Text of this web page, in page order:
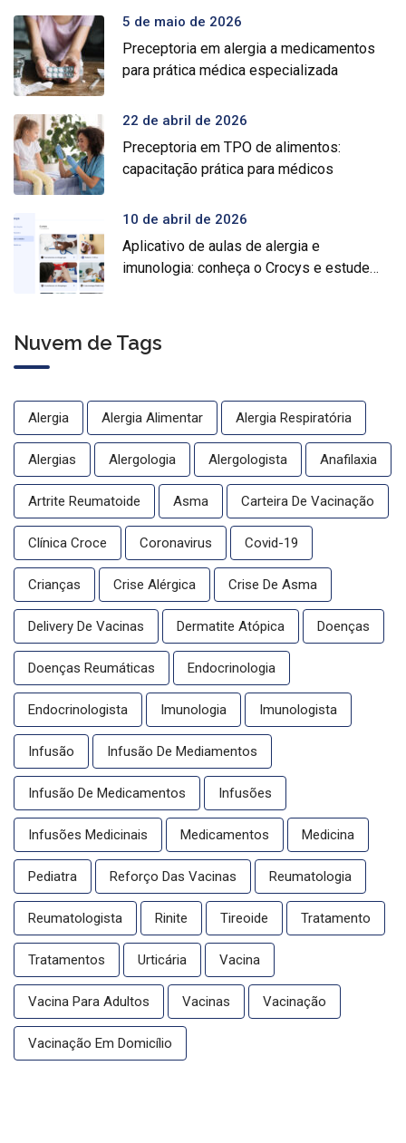
5 de maio de 2026
Preceptoria em alergia a medicamentos
para prática médica especializada
22 de abril de 2026
Preceptoria em TPO de alimentos:
capacitação prática para médicos
10 de abril de 2026
Aplicativo de aulas de alergia e
imunologia: conheça o Crocys e estude
Nuvem de Tags
Alergia Alergia Alimentar Alergia Respiratória
Alergias Alergologia Alergologista Anafilaxia
Artrite Reumatoide Asma Carteira De Vacinação
Clínica Croce Coronavirus Covid-19
Crianças Crise Alérgica Crise De Asma
Delivery De Vacinas Dermatite Atópica Doenças
Doenças Reumáticas Endocrinologia
Endocrinologista Imunologia Imunologista
Infusão Infusão De Mediamentos
Infusão De Medicamentos Infusões
Infusões Medicinais Medicamentos Medicina
Pediatra Reforço Das Vacinas Reumatologia
Reumatologista Rinite Tireoide Tratamento
Tratamentos Urticária Vacina
Vacina Para Adultos Vacinas Vacinação
Vacinação Em Domicílio